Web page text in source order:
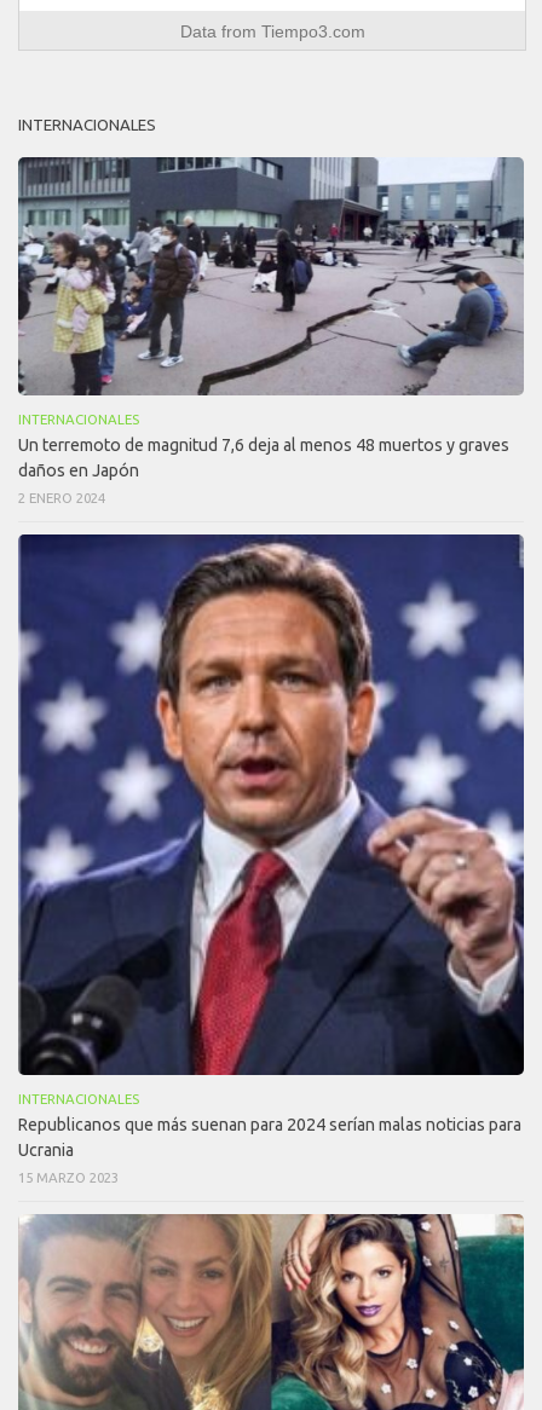
Data from Tiempo3.com
INTERNACIONALES
INTERNACIONALES
Un terremoto de magnitud 7,6 deja al menos 48 muertos y graves
daños en Japón
2 ENERO 2024
INTERNACIONALES
Republicanos que más suenan para 2024 serían malas noticias para
Ucrania
15 MARZO 2023